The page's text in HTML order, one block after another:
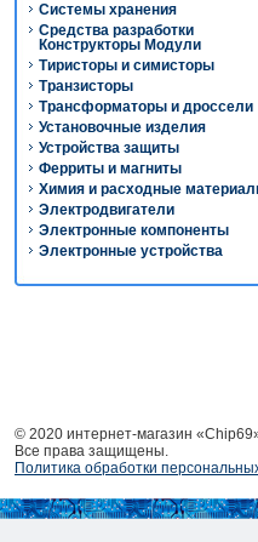
Системы хранения
Средства разработки
Конструкторы Модули
Тиристоры и симисторы
Транзисторы
Трансформаторы и дроссели
Установочные изделия
Устройства защиты
Ферриты и магниты
Химия и расходные
Электродвигатели
Электронные компоненты
Электронные устройства
© 2020 интернет-магазин
Все права защищены.
Политика обработки